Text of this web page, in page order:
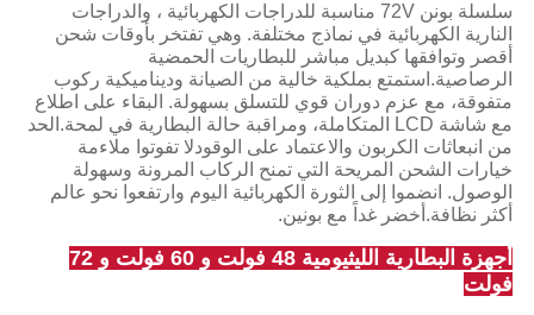
سلسلة بونن 72V مناسبة للدراجات الكهربائية ، والدراجات
النارية الكهربائية في نماذج مختلفة. وهي تفتخر بأوقات شحن
أقصر وتوافقها كبديل مباشر للبطاريات الحمضية
الرصاصية.استمتع بملكية خالية من الصيانة وديناميكية ركوب
متفوقة، مع عزم دوران قوي للتسلق بسهولة. البقاء على اطلاع
مع شاشة LCD المتكاملة، ومراقبة حالة البطارية في لمحة.الحد
من انبعاثات الكربون والاعتماد على الوقودلا تفوتوا ملاءمة
خيارات الشحن المريحة التي تمنح الركاب المرونة وسهولة
الوصول. انضموا إلى الثورة الكهربائية اليوم وارتفعوا نحو عالم
أكثر نظافة.أخضر غداً مع بونين.
أجهزة البطارية الليثيومية 48 فولت و 60 فولت و 72
فولت